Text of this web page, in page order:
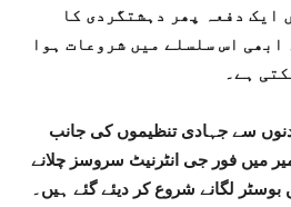
ایک دفعہ پھر دہشتگردی کا
ابھی اس سلسلے میں شروعات ہوا
ہے۔
سے جہادی تنظیموں کی جانب
میں فور جی انٹرنیٹ سروسز چلانے
بوسٹر لگانے شروع کر دیئے گئے ہیں۔